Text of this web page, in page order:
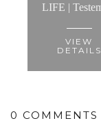
VIEW
DETAILS
0 COMMENTS